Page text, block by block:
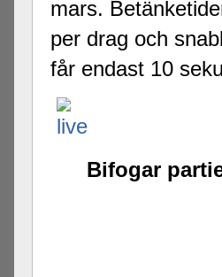
mars.
per drag och
får endast 10
Bifogar